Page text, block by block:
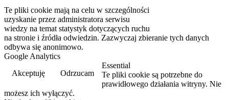
Te pliki cookie mają na celu w szczególności
uzyskanie przez administratora serwisu
wiedzy na temat statystyk dotyczących ruchu
na stronie i źródła odwiedzin. Zazwyczaj zbieranie tych danych
odbywa się anonimowo.
Google Analytics
Akceptuję
Odrzucam
Essential
Te pliki cookie są potrzebne do
prawidłowego działania witryny. Nie
możesz ich wyłączyć.